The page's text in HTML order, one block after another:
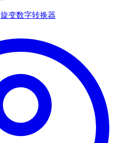
旋变数字转换器